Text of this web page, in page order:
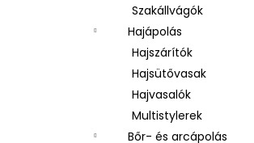
Szakállvágók
Hajápolás
Hajszárítók
Hajsütővasak
Hajvasalók
Multistylerek
Bőr- és arcápolás